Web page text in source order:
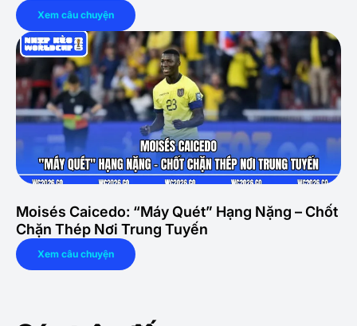
Xem câu chuyện
Moisés Caicedo: “Máy Quét” Hạng Nặng – Chốt
Chặn Thép Nơi Trung Tuyến
Xem câu chuyện